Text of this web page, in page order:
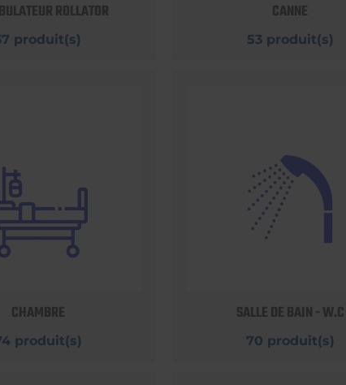
ROLLATOR
produit(s)
CANNE
53 produit(s)
CHAMBRE
produit(s)
SALLE DE BAIN - W.C
70 produit(s)